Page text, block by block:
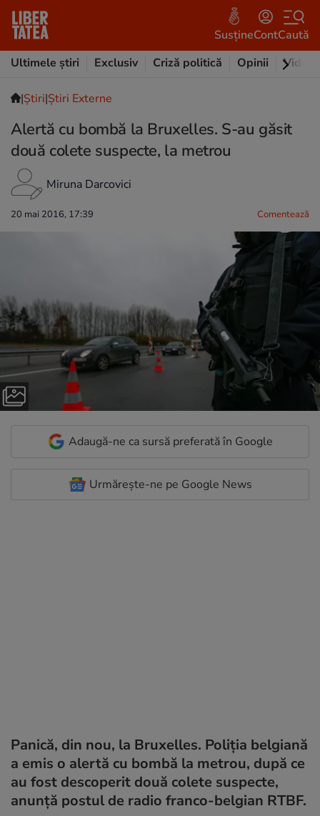
SusțineContCaută
Ultimele știri
Exclusiv Criză politică Opinii Video
|Ştiri|Știri Externe
Alertă cu bombă la Bruxelles. S-au găsit
două colete suspecte, la metrou
Miruna Darcovici
20 mai 2016, 17:39 Comentează
Adaugă-ne ca sursă preferată în Google
Urmărește-ne pe Google News
Panică, din nou, la Bruxelles. Poliția belgiană
a emis o alertă cu bombă la metrou, după ce
au fost descoperit două colete suspecte,
anunță postul de radio franco-belgian RTBF.